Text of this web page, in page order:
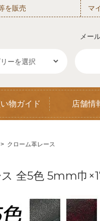
を販売 マ
メー
物ガイド 店舗情
> クローム革レース
全5色 5mm巾